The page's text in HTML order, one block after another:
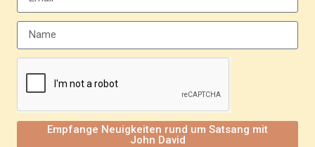
Empfange Neuigkeiten rund um Satsang mit
John David